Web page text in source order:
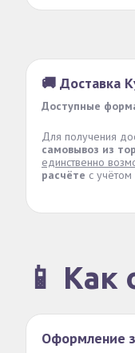
🚚 Доставка
Доступные
Для получения
самовывоз из
единственно
расчёте с
📱 Как
Оформление